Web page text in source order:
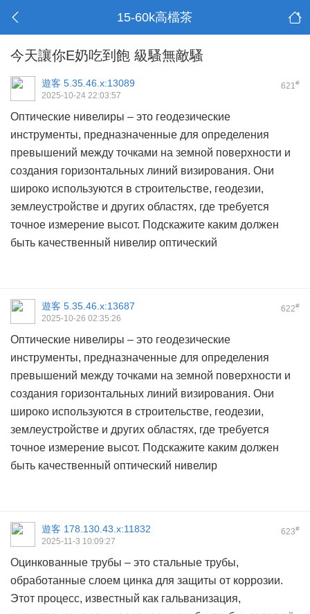
15-60k高檔茶
今天讓你E奶吃到飽 級騷無敵騷
621#
遊客 5.35.46.x:13089
2025-10-24 22:03:57
Оптические нивелиры – это геодезические
инструменты, предназначенные для определения
превышений между точками на земной поверхности и
создания горизонтальных линий визирования. Они
широко используются в строительстве, геодезии,
землеустройстве и других областях, где требуется
точное измерение высот. Подскажите каким должен
быть качественный нивелир оптический
622#
遊客 5.35.46.x:13687
2025-10-26 02:35:26
Оптические нивелиры – это геодезические
инструменты, предназначенные для определения
превышений между точками на земной поверхности и
создания горизонтальных линий визирования. Они
широко используются в строительстве, геодезии,
землеустройстве и других областях, где требуется
точное измерение высот. Подскажите каким должен
быть качественный оптический нивелир
623#
遊客 178.130.43.x:11832
2025-11-3 10:09:27
Оцинкованные трубы – это стальные трубы,
обработанные слоем цинка для защиты от коррозии.
Этот процесс, известный как гальванизация,